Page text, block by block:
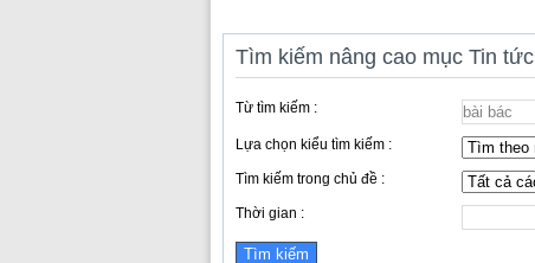
Tìm kiếm nâng cao mục Tin tức
Từ tìm kiếm :
Lựa chọn kiểu tìm kiếm :
Tìm kiếm trong chủ đề :
Thời gian :